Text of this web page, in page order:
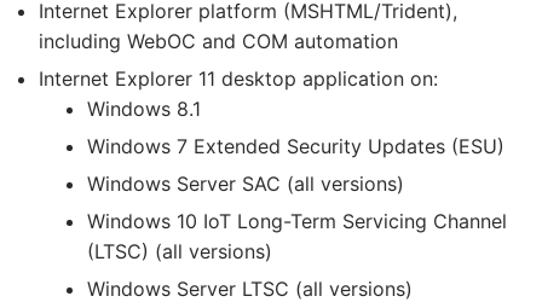
Internet Explorer platform (MSHTML/Trident),
including WebOC and COM automation
Internet Explorer 11 desktop application on:
Windows 8.1
Windows 7 Extended Security Updates (ESU)
Windows Server SAC (all versions)
Windows 10 IoT Long-Term Servicing Channel
(LTSC) (all versions)
Windows Server LTSC (all versions)